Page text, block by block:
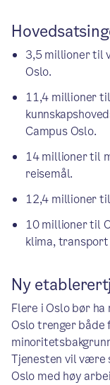
3,5 millioner til
Oslo.
11,4 millioner
Campus Oslo.
14 millioner til
reisemål.
12,4 millioner
10 millioner til
klima,
Ny
Flere i Oslo bør
Oslo trenger både
Tjenesten vil
Oslo med høy